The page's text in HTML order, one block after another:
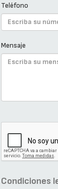
Teléfono
Mensaje
Condiciones